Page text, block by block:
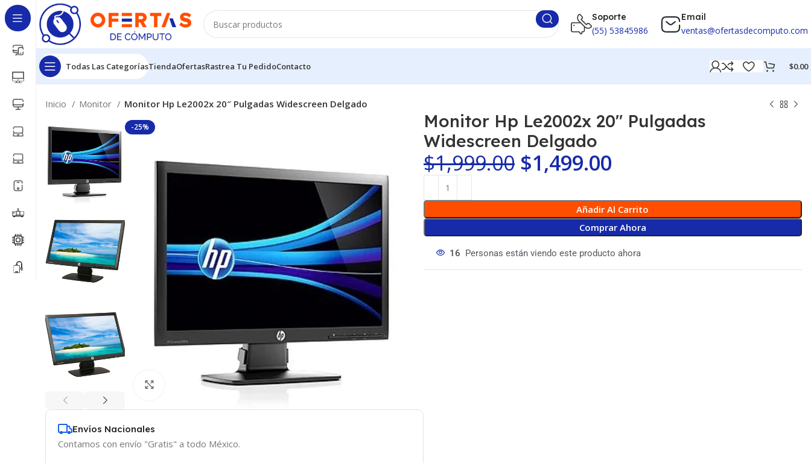
Soporte
(55) 53845986
Email
ventas@ofertasdecomputo.com
Todas Las CategoríasTiendaOfertasRastrea Tu PedidoContacto $0.00
Inicio Monitor Monitor Hp Le2002x 20″ Pulgadas Widescreen Delgado
-25%
Click to enlarge
Envíos Nacionales
Contamos con envío "Gratis" a todo México.
Monitor Hp Le2002x 20″ Pulgadas
Widescreen Delgado
$1,999.00 $1,499.00
Añadir Al Carrito
Comprar Ahora
16 Personas están viendo este producto ahora